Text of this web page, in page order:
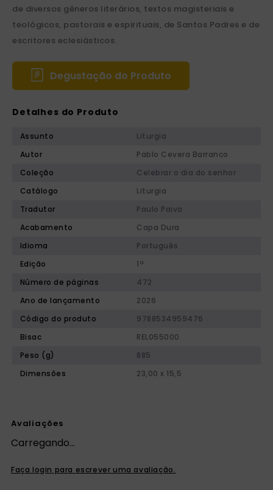
de diversos gêneros literários, textos magisteriais e
teológicos, pastorais e espirituais, de Santos Padres e de
escritores eclesiásticos.
Degustação do Produto
Detalhes do Produto
Assunto
Liturgia
Autor
Pablo Cevera Barranco
Coleção
Celebrar o dia do senhor
Catálogo
Liturgia
Tradutor
Paulo Paiva
Acabamento
Capa Dura
Idioma
Português
Edição
1ª
Número de páginas
472
Ano de lançamento
2026
Código do produto
9788534959476
Bisac
REL055000
Peso (g)
885
Dimensões
23,00 x 15,5
Avaliações
Carregando…
Faça login para escrever uma avaliação.